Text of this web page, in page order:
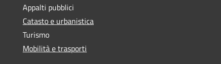
Appalti pubblici
Catasto e urbanistica
Turismo
Mobilità e trasporti